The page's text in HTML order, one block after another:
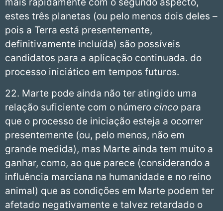
mais rapidamente com o segundo aspecto,
estes três planetas (ou pelo menos dois deles –
pois a Terra está presentemente,
definitivamente incluída) são possíveis
candidatos para a aplicação continuada. do
processo iniciático em tempos futuros.
22. Marte pode ainda não ter atingido uma
relação suficiente com o número cinco para
que o processo de iniciação esteja a ocorrer
presentemente (ou, pelo menos, não em
grande medida), mas Marte ainda tem muito a
ganhar, como, ao que parece (considerando a
influência marciana na humanidade e no reino
animal) que as condições em Marte podem ter
afetado negativamente e talvez retardado o